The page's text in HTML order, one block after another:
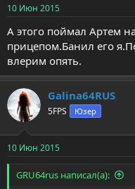
10 Июн 2015
А этого поймал Артем
прицепом.Банил его
влерим опять.
Galina64RUS
5FPS Юзер
10 Июн 2015
GRU64rus написал(а):